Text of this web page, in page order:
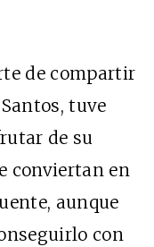
de compartir
tuve
de su
conviertan en
aunque
con